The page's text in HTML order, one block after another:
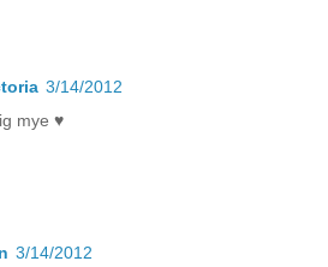
3/14/2012
mye ♥
3/14/2012